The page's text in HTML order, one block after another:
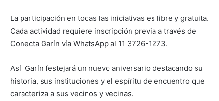
La participación en todas las iniciativas es libre y gratuita.
Cada actividad requiere inscripción previa a través de
Conecta Garín vía WhatsApp al 11 3726-1273.
Así, Garín festejará un nuevo aniversario destacando su
historia, sus instituciones y el espíritu de encuentro que
caracteriza a sus vecinos y vecinas.